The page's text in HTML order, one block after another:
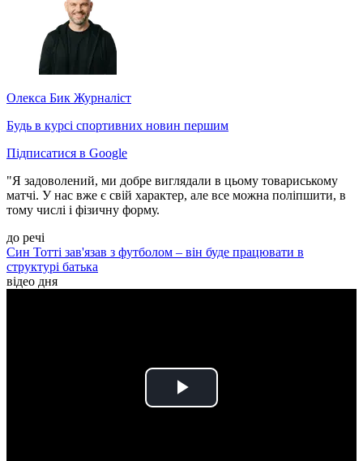
Олекса Бик Журналіст
Будь в курсі спортивних новин першим
Підписатися в Google
"Я задоволений, ми добре виглядали в цьому товариському
матчі. У нас вже є свій характер, але все можна поліпшити, в
тому числі і фізичну форму.
до речі
Син Тотті зав'язав з футболом – він буде працювати в
структурі батька
відео дня
Play